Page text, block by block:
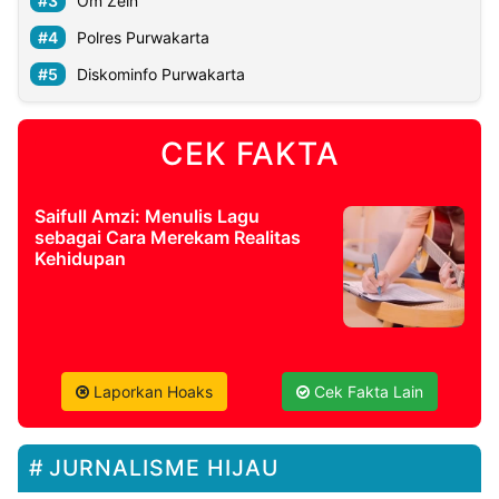
Polres Purwakarta
Diskominfo Purwakarta
CEK FAKTA
Saifull Amzi: Menulis Lagu
sebagai Cara Merekam Realitas
Kehidupan
Laporkan Hoaks Cek Fakta Lain
JURNALISME HIJAU